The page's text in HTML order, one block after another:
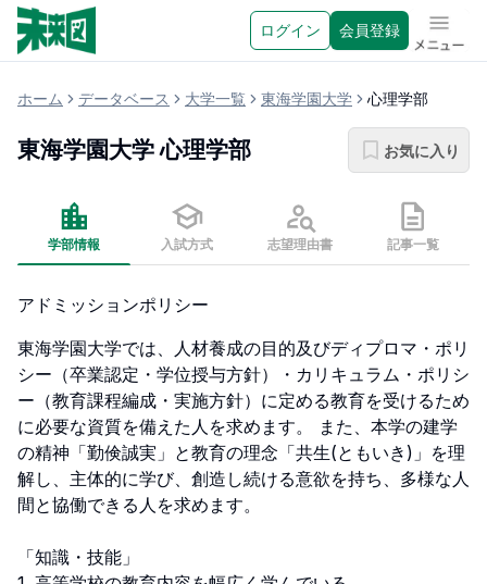
ログイン 会員登録 メニュ
ホーム データベース 大学一覧 東海学園大学 心理学部
東海学園大学 心理学部 お気に入り
学部情報 入試方式 志望理由書 記事一覧
アドミッションポリシー
東海学園大学では、人材養成の目的及びディプロマ・ポリ
シー（卒業認定・学位授与方針）・カリキュラム・ポリシ
ー（教育課程編成・実施方針）に定める教育を受けるため
に必要な資質を備えた人を求めます。 また、本学の建学
の精神「勤倹誠実」と教育の理念「共生(ともいき)」を理
解し、主体的に学び、創造し続ける意欲を持ち、多様な人
間と協働できる人を求めます。
「知識・技能」